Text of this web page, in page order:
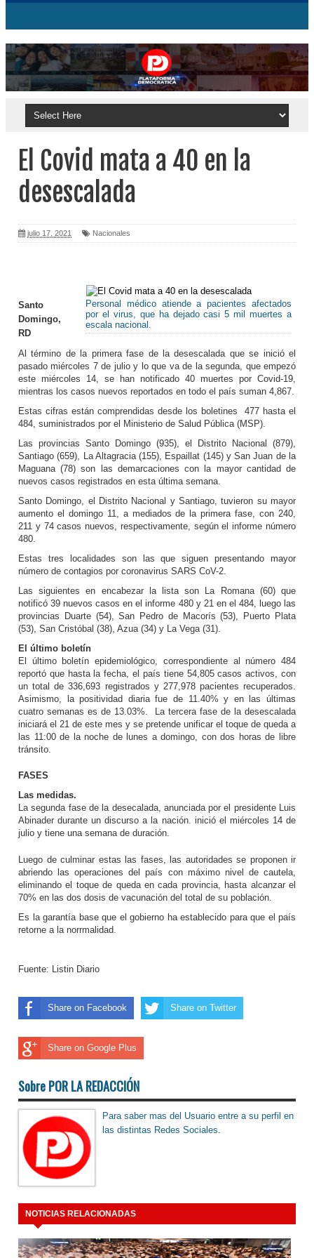
El Covid mata a 40 en la
desescalada
julio 17, 2021 Nacionales
Personal médico atiende a pacientes afectados
por el virus, que ha dejado casi 5 mil muertes a
escala nacional.
Santo
Domingo,
RD
Al término de la primera fase de la desescalada que se inició el
pasado miércoles 7 de julio y lo que va de la segunda, que empezó
este miércoles 14, se han notificado 40 muertes por Covid-19,
mientras los casos nuevos reportados en todo el país suman 4,867.
Estas cifras están comprendidas desde los boletines 477 hasta el
484, suministrados por el Ministerio de Salud Pública (MSP).
Las provincias Santo Domingo (935), el Distrito Nacional (879),
Santiago (659), La Altagracia (155), Espaillat (145) y San Juan de la
Maguana (78) son las demarcaciones con la mayor cantidad de
nuevos casos registrados en esta última semana.
Santo Domingo, el Distrito Nacional y Santiago, tuvieron su mayor
aumento el domingo 11, a mediados de la primera fase, con 240,
211 y 74 casos nuevos, respectivamente, según el informe número
480.
Estas tres localidades son las que siguen presentando mayor
número de contagios por coronavirus SARS CoV-2.
Las siguientes en encabezar la lista son La Romana (60) que
notificó 39 nuevos casos en el informe 480 y 21 en el 484, luego las
provincias Duarte (54), San Pedro de Macorís (53), Puerto Plata
(53), San Cristóbal (38), Azua (34) y La Vega (31).
El último boletín
El último boletín epidemiológico, correspondiente al número 484
reportó que hasta la fecha, el país tiene 54,805 casos activos, con
un total de 336,693 registrados y 277,978 pacientes recuperados.
Asimismo, la positividad diaria fue de 11.40% y en las últimas
cuatro semanas es de 13.03%. La tercera fase de la desescalada
iniciará el 21 de este mes y se pretende unificar el toque de queda a
las 11:00 de la noche de lunes a domingo, con dos horas de libre
tránsito.
FASES
Las medidas.
La segunda fase de la desecalada, anunciada por el presidente Luis
Abinader durante un discurso a la nación. inició el miércoles 14 de
julio y tiene una semana de duración.
Luego de culminar estas las fases, las autoridades se proponen ir
abriendo las operaciones del país con máximo nivel de cautela,
eliminando el toque de queda en cada provincia, hasta alcanzar el
70% en las dos dosis de vacunación del total de su población.
Es la garantía base que el gobierno ha establecido para que el país
retorne a la norrmalidad.
Fuente: Listin Diario
Share on Facebook Share on Twitter
Share on Google Plus
Sobre POR LA REDACCIÓN
Para saber mas del Usuario entre a su perfil en
las distintas Redes Sociales.
NOTICIAS RELACIONADAS